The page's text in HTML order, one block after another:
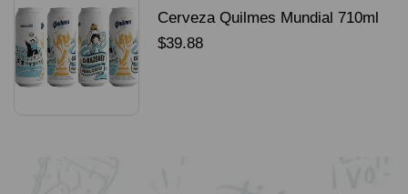
Cerveza Quilmes Mundial 710ml
packX4
$39.88